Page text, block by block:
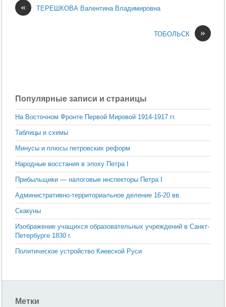
« ТЕРЕШКОВА Валентина Владимировна
»
ТОБОЛЬСК
Популярные записи и страницы
На Восточном Фронте Первой Мировой 1914-1917 гг.
Таблицы и схемы
Минусы и плюсы петровских реформ
Народные восстания в эпоху Петра I
Прибыльщики — налоговые инспекторы Петра I
Административно-территориальное деление 16-20 вв.
Скакуны
Изображение учащихся образовательных учреждений в Санкт-
Петербурге 1830 г.
Политическое устройство Киевской Руси
Метки